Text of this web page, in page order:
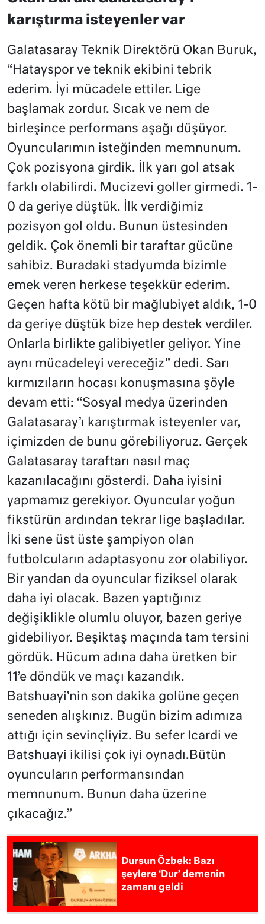
karıştırma isteyenler var
Galatasaray Teknik Direktörü Okan Buruk,
“Hatayspor ve teknik ekibini tebrik
ederim. İyi mücadele ettiler. Lige
başlamak zordur. Sıcak ve nem de
birleşince performans aşağı düşüyor.
Oyuncularımın isteğinden memnunum.
Çok pozisyona girdik. İlk yarı gol atsak
farklı olabilirdi. Mucizevi goller girmedi. 1-
0 da geriye düştük. İlk verdiğimiz
pozisyon gol oldu. Bunun üstesinden
geldik. Çok önemli bir taraftar gücüne
sahibiz. Buradaki stadyumda bizimle
emek veren herkese teşekkür ederim.
Geçen hafta kötü bir mağlubiyet aldık, 1-0
da geriye düştük bize hep destek verdiler.
Onlarla birlikte galibiyetler geliyor. Yine
aynı mücadeleyi vereceğiz” dedi. Sarı
kırmızıların hocası konuşmasına şöyle
devam etti: “Sosyal medya üzerinden
Galatasaray’ı karıştırmak isteyenler var,
içimizden de bunu görebiliyoruz. Gerçek
Galatasaray taraftarı nasıl maç
kazanılacağını gösterdi. Daha iyisini
yapmamız gerekiyor. Oyuncular yoğun
fikstürün ardından tekrar lige başladılar.
İki sene üst üste şampiyon olan
futbolcuların adaptasyonu zor olabiliyor.
Bir yandan da oyuncular fiziksel olarak
daha iyi olacak. Bazen yaptığınız
değişiklikle olumlu oluyor, bazen geriye
gidebiliyor. Beşiktaş maçında tam tersini
gördük. Hücum adına daha üretken bir
11’e döndük ve maçı kazandık.
Batshuayi’nin son dakika golüne geçen
seneden alışkınız. Bugün bizim adımıza
attığı için sevinçliyiz. Bu sefer Icardi ve
Batshuayi ikilisi çok iyi oynadı.Bütün
oyuncuların performansından
memnunum. Bunun daha üzerine
çıkacağız.”
Dursun Özbek: Bazı
şeylere ‘Dur’ demenin
zamanı geldi